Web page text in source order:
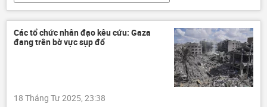
Hoa Kỳ
Ukraina
Cuộc khủng hoảng ở Ukraina
Donald Trump
Thế giới
NATO
Quân sự
Các tổ chức nhân đạo kêu cứu: Gaza
đang trên bờ vực sụp đổ
18 Tháng Tư 2025, 23:38